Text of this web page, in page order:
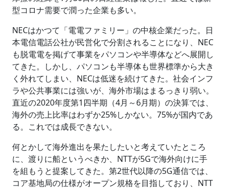
型コロナ需要で潤った企業も多い。
NECはかつて「電電ファミリー」の中核企業だった。日
本電信電話公社が民営化で分割されることになり、NEC
も脱電電を掲げて事業をパソコンや半導体などへ展開し
てきた。しかし、パソコンも半導体も世界標準から大き
く外れてしまい、NECは低迷を続けてきた。社会インフ
ラや公共事業には強いが、海外市場はまるっきり弱い。
直近の2020年度第1四半期（4月～6月期）の決算では、
海外の売上比率はわずか25%しかない。75%が国内であ
る。これでは成長できない。
何とかして海外進出を果たしたいと考えていたところ
に、渡りに船というべきか、NTTが5Gで海外向けに手
を組もうと提案してきた。第2世代以降の5G通信では、
コア基地局の仕様がオープン規格を目指しており、NTT